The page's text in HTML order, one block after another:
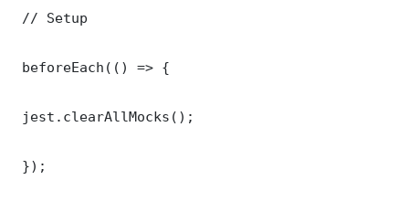
// Setup
beforeEach(() => {
jest.clearAllMocks();
});